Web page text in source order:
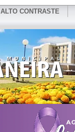
ALTO CONTRASTE
CONHEÇA MEDIANEIRA